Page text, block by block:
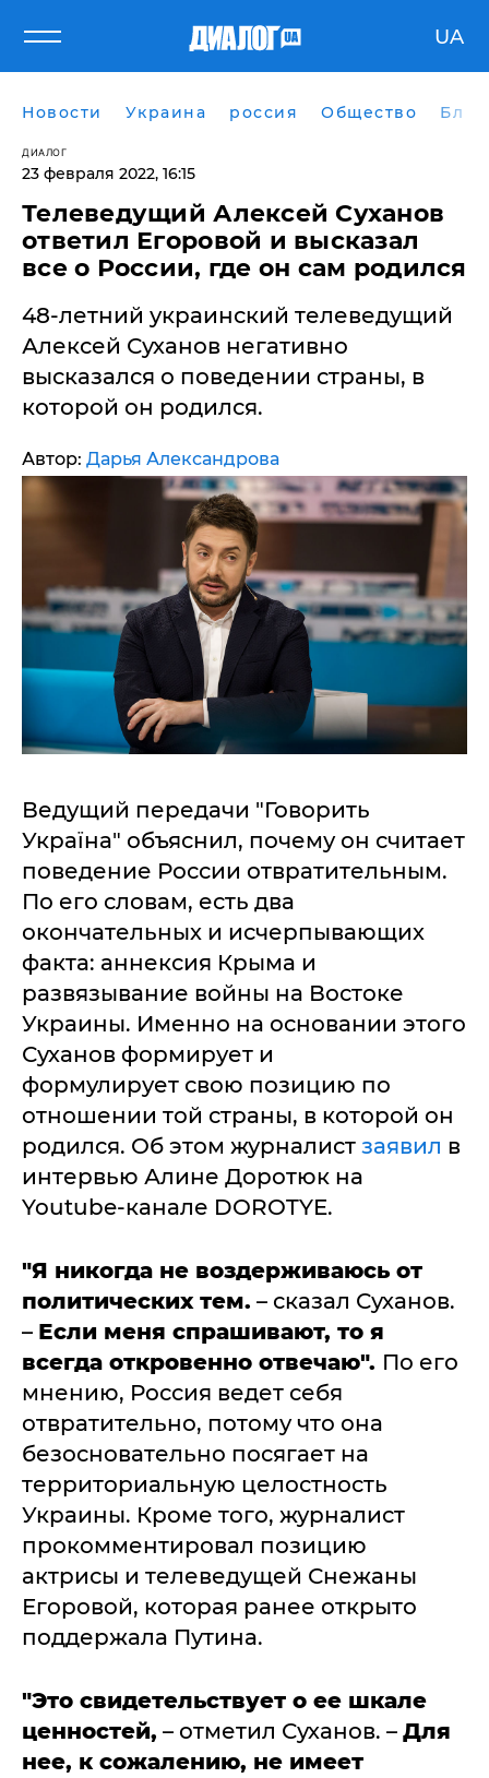
UA
Новости Украина россия Общество
ДИАЛОГ
23 февраля 2022, 16:15
Телеведущий Алексей Суханов
ответил Егоровой и высказал
все о России, где он сам родился
48-летний украинский телеведущий
Алексей Суханов негативно
высказался о поведении страны, в
которой он родился.
Автор: Дарья Александрова
Ведущий передачи "Говорить
Україна" объяснил, почему он считает
поведение России отвратительным.
По его словам, есть два
окончательных и исчерпывающих
факта: аннексия Крыма и
развязывание войны на Востоке
Украины. Именно на основании этого
Суханов формирует и
формулирует свою позицию по
отношении той страны, в которой он
родился. Об этом журналист заявил в
интервью Алине Доротюк на
Youtube-канале DOROTYE.
"Я никогда не воздерживаюсь от
политических тем. – сказал Суханов.
– Если меня спрашивают, то я
всегда откровенно отвечаю". По его
мнению, Россия ведет себя
отвратительно, потому что она
безосновательно посягает на
территориальную целостность
Украины. Кроме того, журналист
прокомментировал позицию
актрисы и телеведущей Снежаны
Егоровой, которая ранее открыто
поддержала Путина.
"Это свидетельствует о ее шкале
ценностей, – отметил Суханов. – Для
нее, к сожалению, не имеет